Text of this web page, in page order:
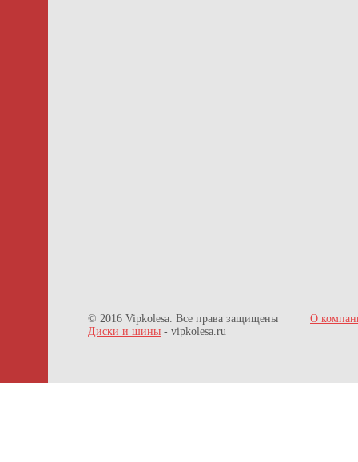
© 2016 Vipkolesa. Все права защищены
Диски и шины - vipkolesa.ru
О